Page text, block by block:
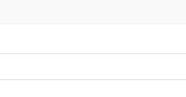
бытовая химия автомобильные масла